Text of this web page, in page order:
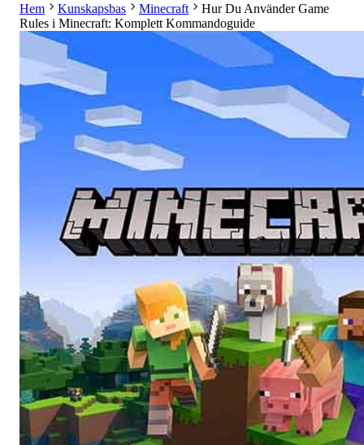
Hem Kunskapsbas Minecraft
Hur Du Använder Game
Rules i Minecraft: Komplett Kommandoguide